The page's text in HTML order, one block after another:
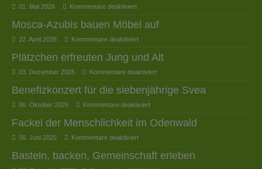
01. Mai 2026 Kommentare deaktiviert
Mosca-Azubis bauen Möbel auf
22. April 2026 Kommentare deaktiviert
Plätzchen erfreuten Jung und Alt
03. Dezember 2025 Kommentare deaktiviert
Benefizkonzert für die siebenjährige Svea
06. Oktober 2025 Kommentare deaktiviert
Fackel der Menschlichkeit im Odenwald
06. Juni 2025 Kommentare deaktiviert
Basteln, backen, Gemeinschaft erleben